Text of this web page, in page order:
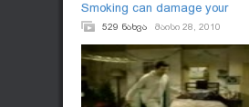
Smoking can damage your
health529 ნახვა მაისი 28, 2010